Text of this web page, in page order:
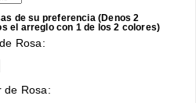
de su preferencia (Denos 2
el arreglo con 1 de los 2 colores)
Rosa:
de Rosa: